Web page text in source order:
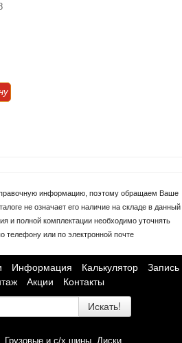
информацию, поэтому обращаем Ваше
не означает его наличие на складе в данный
и полной комплектации необходимо уточнять
телефону или по электронной почте
Информация Калькулятор
Запись
Акции Контакты
Искать!
Грузовые и с/х шины Диски